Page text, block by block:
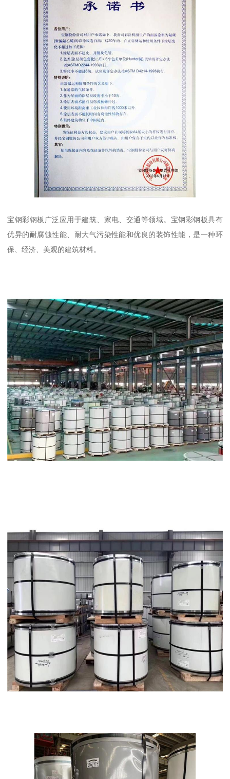
宝钢彩钢板广泛应用于建筑、家电、交通等领域。宝钢彩钢板具有
优异的耐腐蚀性能、耐大气污染性能和优良的装饰性能，是一种环
保、经济、美观的建筑材料。